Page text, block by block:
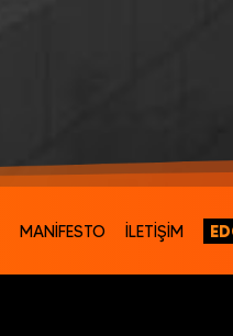
MANİFESTO İLETİŞİM